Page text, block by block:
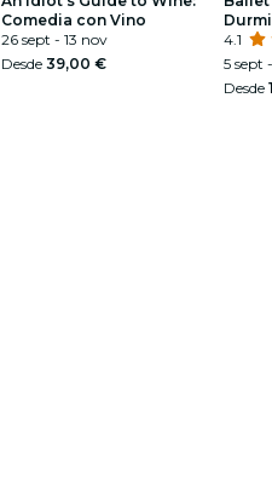
Comedia con Vino
26 sept - 13 nov
Desde 39,00 €
4.1
5 sept
Desde